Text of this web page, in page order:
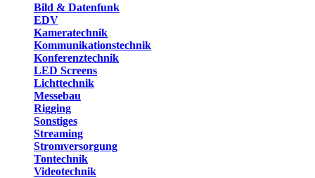
Bild & Datenfunk
EDV
Kameratechnik
Kommunikationstechnik
Konferenztechnik
LED Screens
Lichttechnik
Messebau
Rigging
Sonstiges
Streaming
Stromversorgung
Tontechnik
Videotechnik